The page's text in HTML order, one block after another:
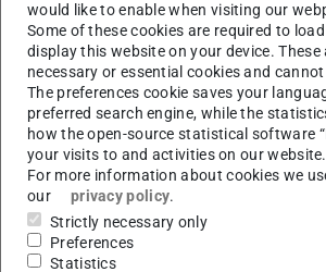
Lehramt an der TU
Wenn du dich für ein
kann dir das
Zentrum für
weiterhelfen. Bei Fragen rund ums
steht dir das Team der
Lehramtsberatungzur Verfügung.
Fragen los – und das auf Augenhöhe
would like to enable when visiting our
Some of these cookies are required to
display this website on your device. These
necessary or essential cookies and
The preferences cookie saves your
preferred search engine, while the
how the open-source statistical software
your visits to and activities on our website.
For more information about cookies we
our
privacy policy.
Strictly necessary only
Preferences
Statistics